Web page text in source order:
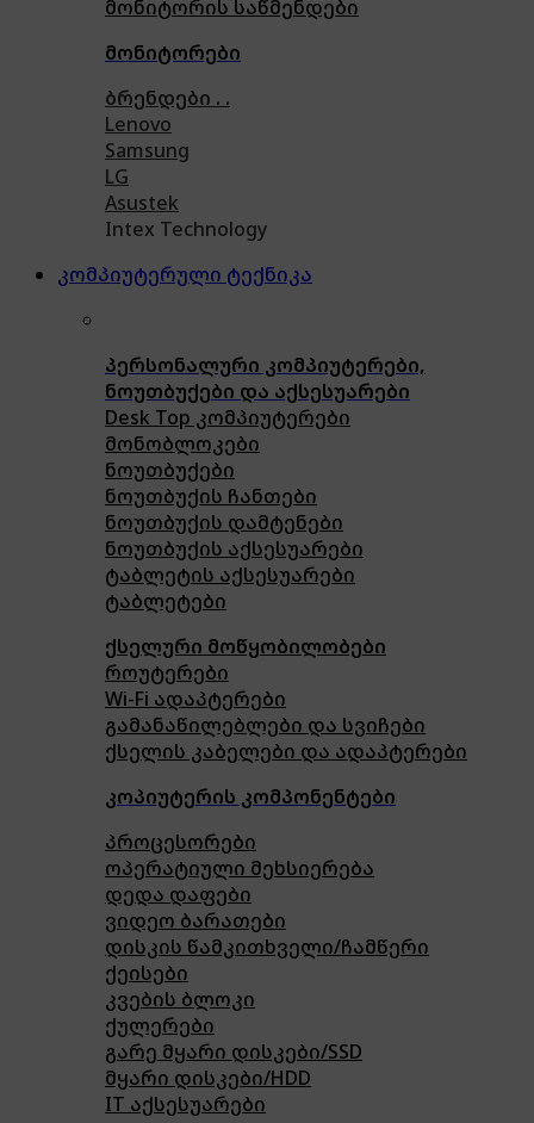
მონიტორის საწმენდები
მონიტორები
ბრენდები . .
Lenovo
Samsung
LG
Asustek
Intex Technology
კომპიუტერული ტექნიკა
პერსონალური კომპიუტერები,
ნოუთბუქები და აქსესუარები
Desk Top კომპიუტერები
მონობლოკები
ნოუთბუქები
ნოუთბუქის ჩანთები
ნოუთბუქის დამტენები
ნოუთბუქის აქსესუარები
ტაბლეტის აქსესუარები
ტაბლეტები
ქსელური მოწყობილობები
როუტერები
Wi-Fi ადაპტერები
გამანაწილებლები და სვიჩები
ქსელის კაბელები და ადაპტერები
კოპიუტერის კომპონენტები
პროცესორები
ოპერატიული მეხსიერება
დედა დაფები
ვიდეო ბარათები
დისკის წამკითხველი/ჩამწერი
ქეისები
კვების ბლოკი
ქულერები
გარე მყარი დისკები/SSD
მყარი დისკები/HDD
IT აქსესუარები